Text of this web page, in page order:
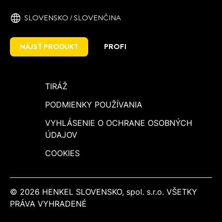
SLOVENSKO / SLOVENČINA
NÁJSŤ PRODUKT PROFI
TIRÁŽ
PODMIENKY POUŽÍVANIA
VYHLÁSENIE O OCHRANE OSOBNÝCH
ÚDAJOV
COOKIES
© 2026 HENKEL SLOVENSKO, spol. s.r.o. VŠETKY
PRÁVA VYHRADENÉ